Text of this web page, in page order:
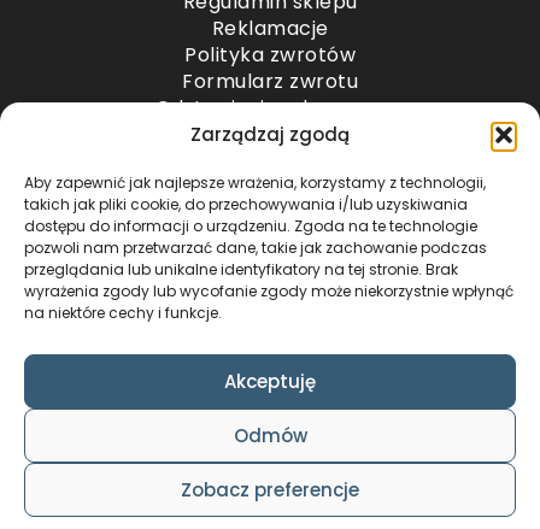
Zarządzaj zgodą
Aby zapewnić jak najlepsze wrażenia, korzystamy z technologii,
takich jak pliki cookie, do przechowywania i/lub uzyskiwania
dostępu do informacji o urządzeniu. Zgoda na te technologie
pozwoli nam przetwarzać dane, takie jak zachowanie podczas
przeglądania lub unikalne identyfikatory na tej stronie. Brak
wyrażenia zgody lub wycofanie zgody może niekorzystnie wpłynąć
na niektóre cechy i funkcje.
Akceptuję
Odmów
Zobacz preferencje
Reklamacje
Polityka zwrotów
Formularz zwrotu
Odstąpienie od umowy
Odstąpienie od umowy – przesyłki paletowe
METODY PŁATNOŚCI
COPYRIGHT © 2024 by ADWENTO ŁUKASZ
WIECZOREK / ALL RIGHTS RESERVED
DESIGN & CODE BY
FOXSTUDIO